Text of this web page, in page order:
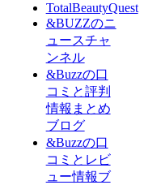
TotalBeautyQuest
&BUZZのニ
ュースチャ
ンネル
&Buzzの口
コミと評判
情報まとめ
ブログ
&Buzzの口
コミとレビ
ュー情報ブ